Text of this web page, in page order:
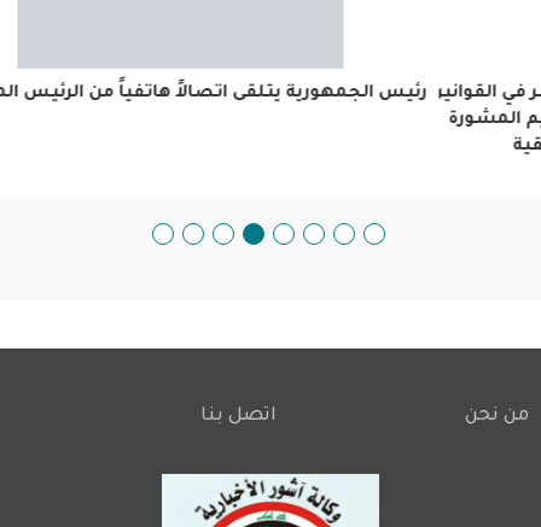
رئيس الجمهورية يتلقى اتصالاً هاتفياً من الرئيس المصري
Footer
من نحن اتصل بنا